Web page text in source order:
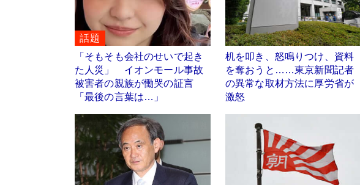
話題
「そもそも会社のせいで起き
た人災」 イオンモール事故
被害者の親族が慟哭の証言
「最後の言葉は…」
机を叩き、怒鳴りつけ、資料
を奪おうと……東京新聞記者
の異常な取材方法に厚労省が
激怒